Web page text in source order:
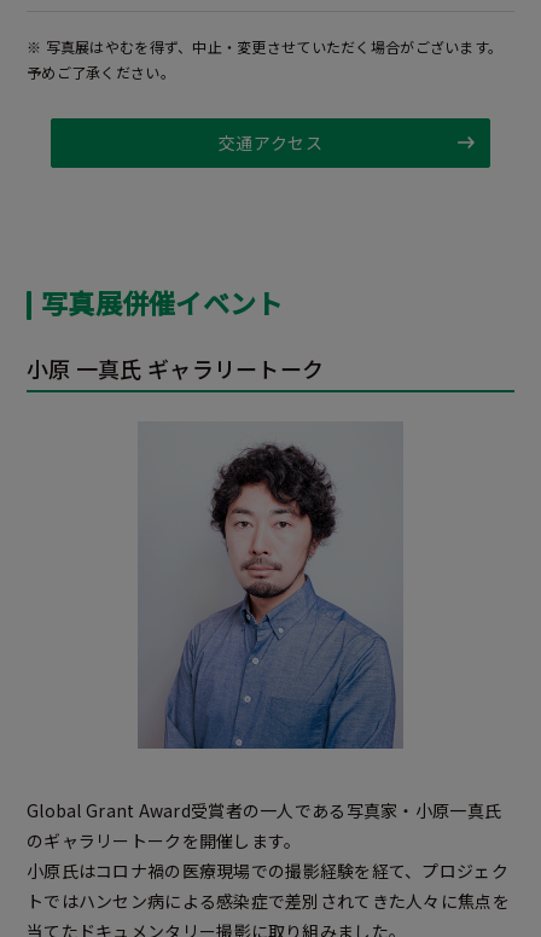
※ 写真展はやむを得ず、中止・変更させていただく場合がございます。
予めご了承ください。
交通アクセス
写真展併催イベント
小原 一真氏 ギャラリートーク
Global Grant Award受賞者の一人である写真家・小原一真氏
のギャラリートークを開催します。
小原氏はコロナ禍の医療現場での撮影経験を経て、プロジェク
トではハンセン病による感染症で差別されてきた人々に焦点を
当てたドキュメンタリー撮影に取り組みました。